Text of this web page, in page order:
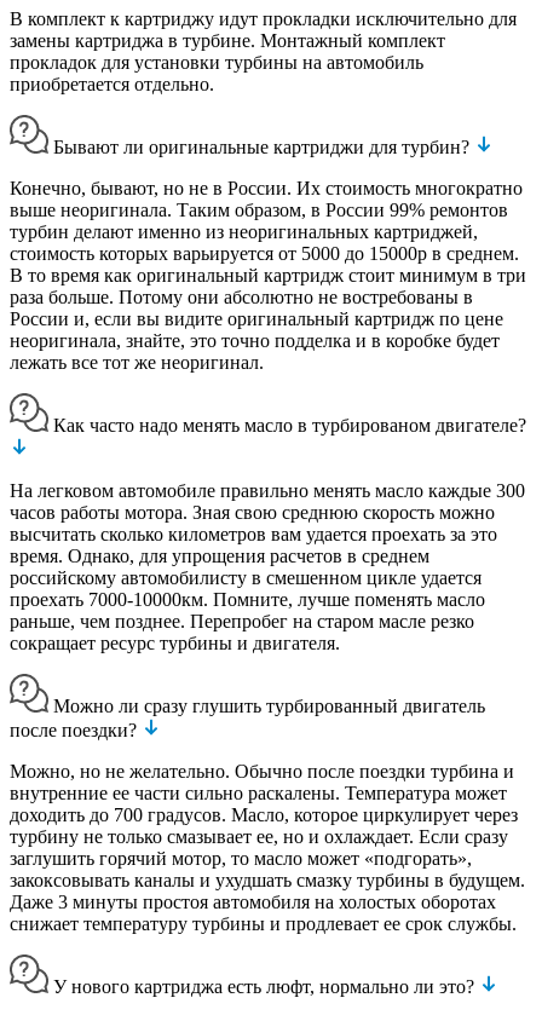
В комплект к картриджу идут прокладки исключительно для
замены картриджа в турбине. Монтажный комплект
прокладок для установки турбины на автомобиль
приобретается отдельно.
Бывают ли оригинальные картриджи для турбин?
Конечно, бывают, но не в России. Их стоимость многократно
выше неоригинала. Таким образом, в России 99% ремонтов
турбин делают именно из неоригинальных картриджей,
стоимость которых варьируется от 5000 до 15000р в среднем.
В то время как оригинальный картридж стоит минимум в три
раза больше. Потому они абсолютно не востребованы в
России и, если вы видите оригинальный картридж по цене
неоригинала, знайте, это точно подделка и в коробке будет
лежать все тот же неоригинал.
Как часто надо менять масло в турбированом двигателе?
На легковом автомобиле правильно менять масло каждые 300
часов работы мотора. Зная свою среднюю скорость можно
высчитать сколько километров вам удается проехать за это
время. Однако, для упрощения расчетов в среднем
российскому автомобилисту в смешенном цикле удается
проехать 7000-10000км. Помните, лучше поменять масло
раньше, чем позднее. Перепробег на старом масле резко
сокращает ресурс турбины и двигателя.
Можно ли сразу глушить турбированный двигатель
после поездки?
Можно, но не желательно. Обычно после поездки турбина и
внутренние ее части сильно раскалены. Температура может
доходить до 700 градусов. Масло, которое циркулирует через
турбину не только смазывает ее, но и охлаждает. Если сразу
заглушить горячий мотор, то масло может «подгорать»,
закоксовывать каналы и ухудшать смазку турбины в будущем.
Даже 3 минуты простоя автомобиля на холостых оборотах
снижает температуру турбины и продлевает ее срок службы.
У нового картриджа есть люфт, нормально ли это?